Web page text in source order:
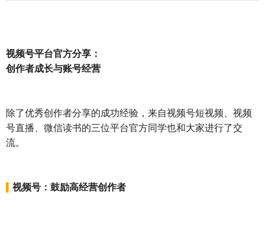
视频号平台官方分享：
创作者成长与账号经营
除了优秀创作者分享的成功经验，来自视频号短视频、视频
号直播、微信读书的三位平台官方同学也和大家进行了交
流。
视频号：鼓励高经营创作者